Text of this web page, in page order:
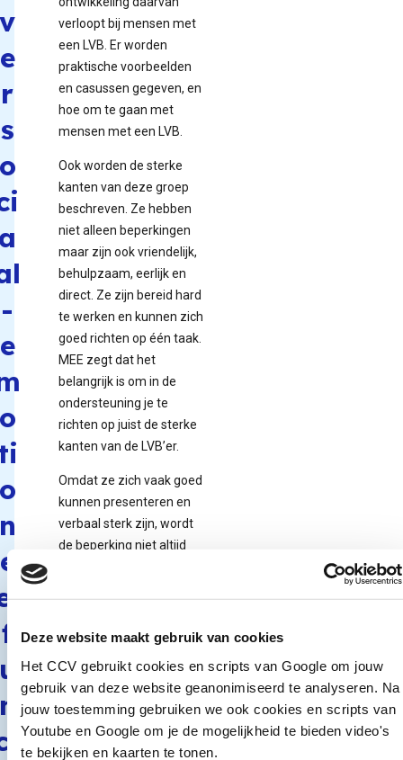
Deze website maakt gebruik van cookies
Het CCV gebruikt cookies en scripts van Google om jouw
gebruik van deze website geanonimiseerd te analyseren. Na
jouw toestemming gebruiken we ook cookies en scripts van
Youtube en Google om je de mogelijkheid te bieden video's
te bekijken en kaarten te tonen.
v
e
r
s
-
e
e
f
verloopt bij mensen met
een LVB. Er worden
praktische voorbeelden
en casussen gegeven, en
hoe om te gaan met
mensen met een LVB.
Ook worden de sterke
kanten van deze groep
beschreven. Ze hebben
niet alleen beperkingen
maar zijn ook vriendelijk,
behulpzaam, eerlijk en
direct. Ze zijn bereid hard
te werken en kunnen zich
goed richten op één taak.
MEE zegt dat het
belangrijk is om in de
ondersteuning je te
richten op juist de sterke
kanten van de LVB’er.
Omdat ze zich vaak goed
kunnen presenteren en
verbaal sterk zijn, wordt
de beperking niet altijd
dat zorgt voor
het emotioneel en sociaal
functioneren van mensen
met een LVB is daarom
belangrijk voor alle